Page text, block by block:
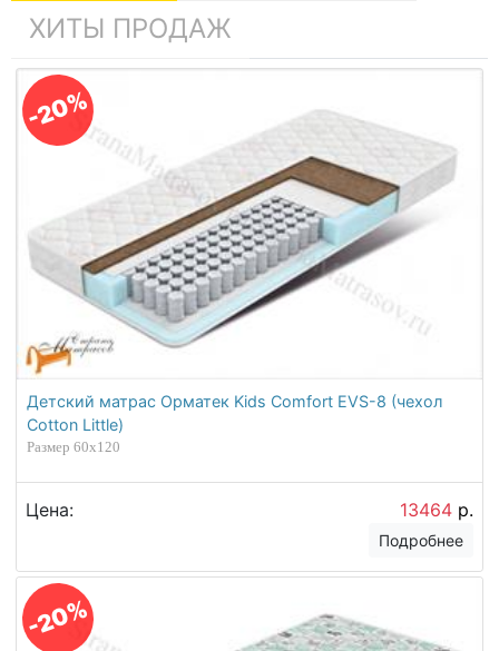
АНАЛОГИ
РЕКОМЕНДУЕМ
ХИТЫ ПРОДАЖ
Детский матрас Орматек Kids Comfort EVS-8 (чехол
Cotton Little)
Размер 60х120
Цена: